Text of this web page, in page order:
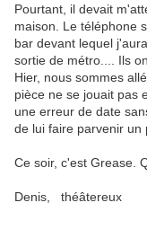
Pourtant, il devait
maison. Le téléphone
bar devant lequel
sortie de métro.... Ils
Hier, nous sommes
pièce ne se jouait pas
une erreur de date
de lui faire parvenir un
Ce soir, c'est Grease.
Denis, théâtereux